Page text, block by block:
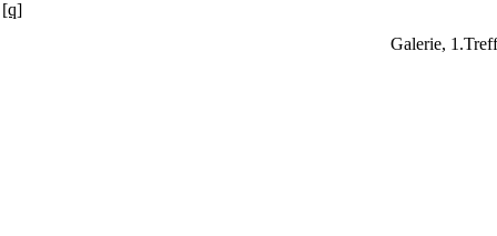
Galerie,
[q]